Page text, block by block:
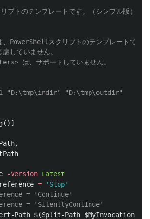
プトのテンプレートです。（シンプル版）
、PowerShellスクリプトのテンプレートです。
していません。
は、サポートしていません。
"D:\tmp\indir" "D:\tmp\outdir"
()]
,
-Version Latest
=
'Stop'
= 'Continue'
= 'SilentlyContinue'
Path $(Split-Path $MyInvocation